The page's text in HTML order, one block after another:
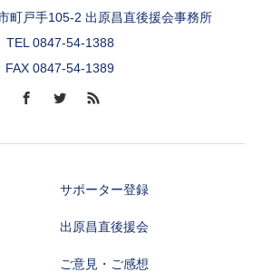
町戸手105-2 出原昌直後援会事務所
TEL 0847-54-1388
FAX 0847-54-1389
サポーター登録
出原昌直後援会
ご意見・ご感想